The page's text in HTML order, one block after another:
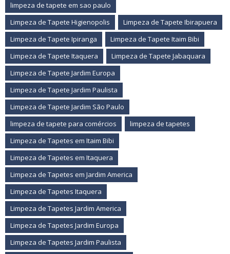
limpeza de tapete em sao paulo
Limpeza de Tapete Higienopolis
Limpeza de Tapete Ibirapuera
Limpeza de Tapete Ipiranga
Limpeza de Tapete Itaim Bibi
Limpeza de Tapete Itaquera
Limpeza de Tapete Jabaquara
Limpeza de Tapete Jardim Europa
Limpeza de Tapete Jardim Paulista
Limpeza de Tapete Jardim São Paulo
limpeza de tapete para comércios
limpeza de tapetes
Limpeza de Tapetes em Itaim Bibi
Limpeza de Tapetes em Itaquera
Limpeza de Tapetes em Jardim America
Limpeza de Tapetes Itaquera
Limpeza de Tapetes Jardim America
Limpeza de Tapetes Jardim Europa
Limpeza de Tapetes Jardim Paulista